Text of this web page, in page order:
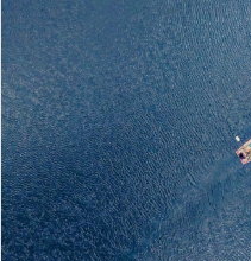
email